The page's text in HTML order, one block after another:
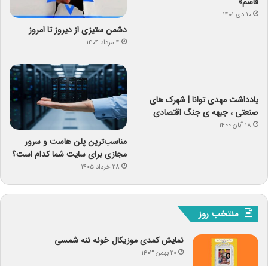
۱۰ دی ۱۴۰۱
دشمن ستیزی از دیروز تا امروز
۴ مرداد ۱۴۰۴
یادداشت مهدی توانا | شهرک های
صنعتی ، جبهه ی جنگ اقتصادی
۱۸ آبان ۱۴۰۰
مناسب‌ترین پلن هاست و سرور
مجازی برای سایت شما کدام است؟
۲۸ خرداد ۱۴۰۵
منتخب روز
نمایش کمدی موزیکال خونه ننه شمسی
۲۰ بهمن ۱۴۰۳